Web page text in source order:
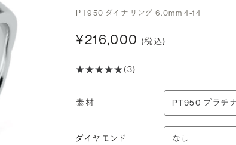
PT950 ダイナ リング 6.0mm 4-14
¥216,000 (税込)
(3)
素材
ダイヤモンド